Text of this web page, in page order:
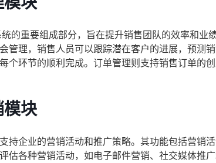
的重要组成部分，旨在提升销售团队的效率和业
管理，销售人员可以跟踪潜在客户的进展，预测
个环节的顺利完成。订单管理则支持销售订单的
模块
持企业的营销活动和推广策略。其功能包括营销
估各种营销活动，如电子邮件营销、社交媒体推